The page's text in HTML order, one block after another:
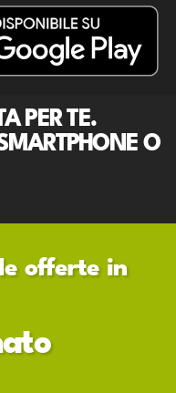
PER TE.
O
offerte in